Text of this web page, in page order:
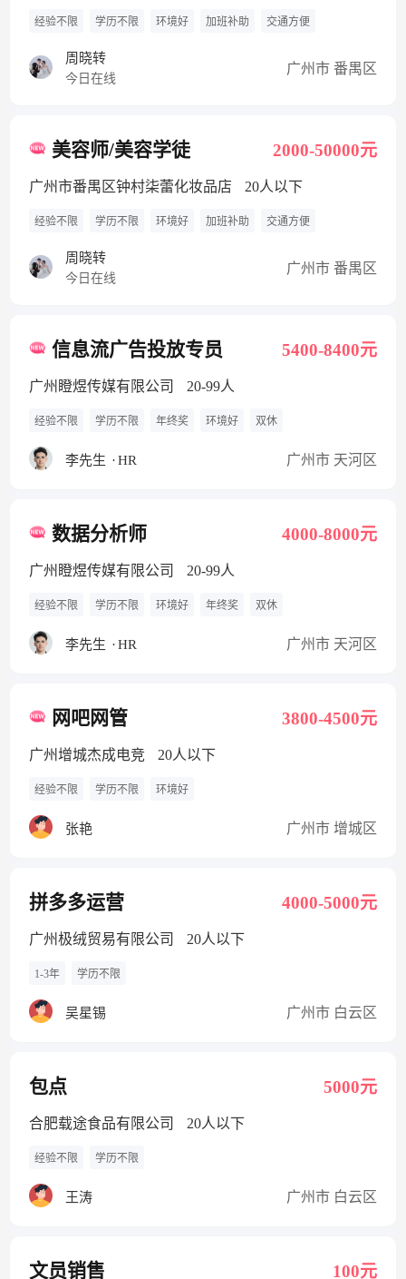
经验不限 学历不限 环境好 加班补助 交通方便
周晓转
今日在线
广州市 番禺区
美容师/美容学徒 2000-50000元
广州市番禺区钟村柒蕾化妆品店 20人以下
经验不限 学历不限 环境好 加班补助 交通方便
周晓转
今日在线
广州市 番禺区
信息流广告投放专员 5400-8400元
广州瞪煜传媒有限公司 20-99人
经验不限 学历不限 年终奖 环境好 双休
李先生 ·HR 广州市 天河区
数据分析师 4000-8000元
广州瞪煜传媒有限公司 20-99人
经验不限 学历不限 环境好 年终奖 双休
李先生 ·HR 广州市 天河区
网吧网管 3800-4500元
广州增城杰成电竞 20人以下
经验不限 学历不限 环境好
张艳 广州市 增城区
拼多多运营 4000-5000元
广州极绒贸易有限公司 20人以下
1-3年 学历不限
吴星锡 广州市 白云区
包点 5000元
合肥载途食品有限公司 20人以下
经验不限 学历不限
王涛 广州市 白云区
文员销售 100元